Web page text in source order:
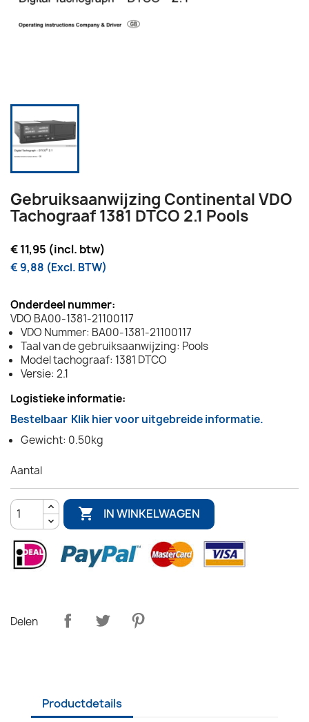
Gebruiksaanwijzing Continental VDO
Tachograaf 1381 DTCO 2.1 Pools
€ 11,95 (incl. btw)
€ 9,88 (Excl. BTW)
Onderdeel nummer:
VDO BA00-1381-21100117
VDO Nummer: BA00-1381-21100117
Taal van de gebruiksaanwijzing: Pools
Model tachograaf: 1381 DTCO
Versie: 2.1
Logistieke informatie:
Bestelbaar Klik hier voor uitgebreide informatie.
Gewicht: 0.50kg
Aantal
 IN WINKELWAGEN
Delen
Productdetails